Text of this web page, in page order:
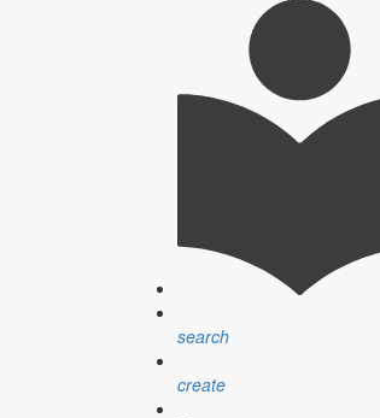
search
create